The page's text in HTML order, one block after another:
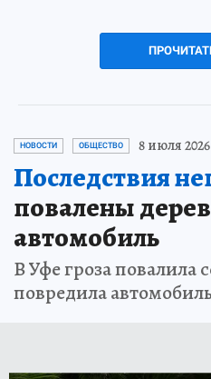
НОВОСТИ ОБЩЕСТВО 8 июля 2026
Последствия
повалены
автомобиль
В Уфе гроза повалила
повредила